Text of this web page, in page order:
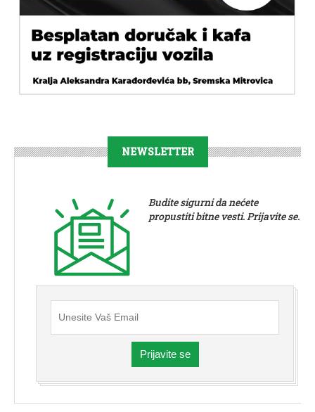
NEWSLETTER
Budite sigurni da nećete
propustiti bitne vesti. Prijavite se.
Prijavite se